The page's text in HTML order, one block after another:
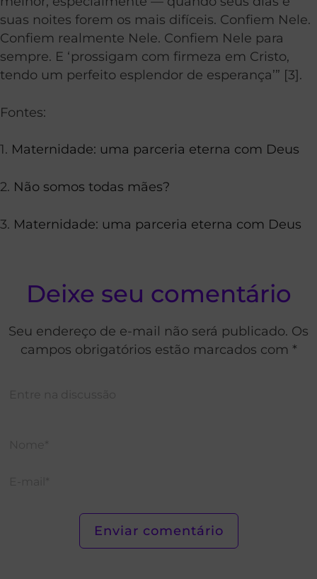
suas noites forem os mais difíceis. Confiem Nele.
Confiem realmente Nele. Confiem Nele para
sempre. E ‘prossigam com firmeza em Cristo,
tendo um perfeito esplendor de esperança’” [3].
Fontes:
1. Maternidade: uma parceria eterna com Deus
2. Não somos todas mães?
3. Maternidade: uma parceria eterna com Deus
Deixe seu comentário
Seu endereço de e-mail não será publicado. Os
campos obrigatórios estão marcados com *